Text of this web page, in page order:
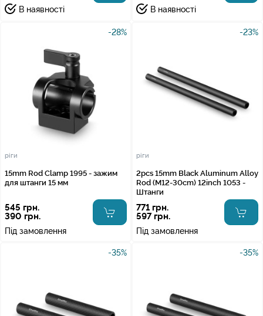
В наявності В наявності
-28%
ріги
15mm Rod Clamp 1995 - зажим
для штанги 15 мм
545 грн.
390 грн.
Під замовлення
-23%
ріги
2pcs 15mm Black Aluminum Alloy
Rod (M12-30cm) 12inch 1053 -
Штанги
771 грн.
597 грн.
Під замовлення
-35% -35%